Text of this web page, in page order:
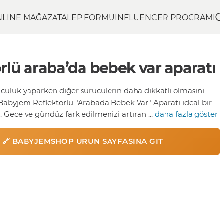
MAĞAZATALEP FORMUINFLUENCER PROGRAMI
araba’da bebek var aparatı
yaparken diğer sürücülerin daha dikkatli olmasını
Reflektörlü "Arabada Bebek Var" Aparatı ideal bir
Gece ve gündüz fark edilmenizi artıran ... daha fazla göster
🔗 BABYJEMSHOP ÜRÜN SAYFASINA GIT